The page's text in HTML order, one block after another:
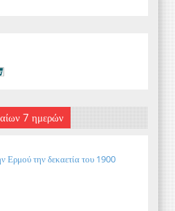
7 ημερών
Ερμού την δεκαετία του 1900